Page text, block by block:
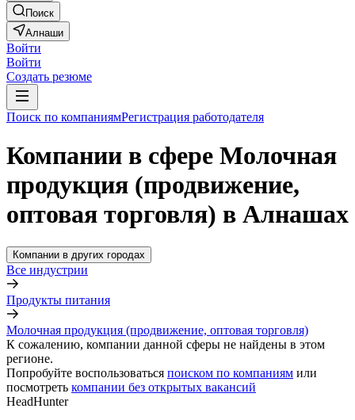
Поиск
Алнаши
Войти
Войти
Создать резюме
Поиск по компаниямРегистрация работодателя
Компании в сфере Молочная
продукция (продвижение,
оптовая торговля) в Алнашах
Компании в других городах
Все индустрии
Продукты питания
Молочная продукция (продвижение, оптовая торговля)
К сожалению, компании данной сферы не найдены в этом
регионе.
Попробуйте воспользоваться поиском по компаниям или
посмотреть компании без открытых вакансий
HeadHunter